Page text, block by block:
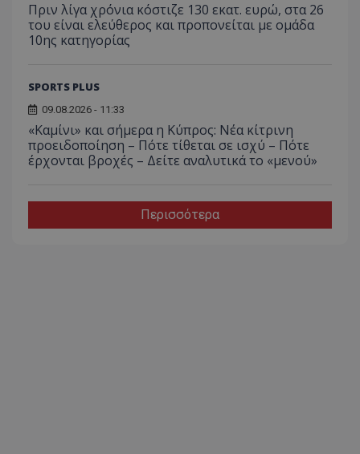
Πριν λίγα χρόνια κόστιζε 130 εκατ. ευρώ, στα 26
του είναι ελεύθερος και προπονείται με ομάδα
10ης κατηγορίας
SPORTS PLUS
09.08.2026 - 11:33
«Καμίνι» και σήμερα η Κύπρος: Νέα κίτρινη
προειδοποίηση – Πότε τίθεται σε ισχύ – Πότε
έρχονται βροχές – Δείτε αναλυτικά το «μενού»
Περισσότερα